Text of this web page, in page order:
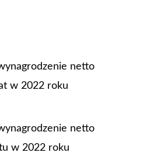
netto
w 2022 roku
netto
w 2022 roku